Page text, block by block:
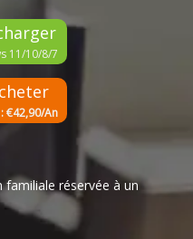
11/10/8/7
€42,90/An
réservée à un